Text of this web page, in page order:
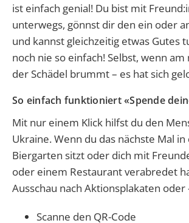
ist einfach genial! Du bist mit
unterwegs, gönnst dir den ein oder
und kannst gleichzeitig etwas Gutes
noch nie so einfach! Selbst, wenn am
der Schädel brummt – es hat sich
So einfach funktioniert «Spende
Mit nur einem Klick hilfst du den
Ukraine. Wenn du das nächste Mal
Biergarten sitzt oder dich mit
oder einem Restaurant verabredet
Ausschau nach Aktionsplakaten
Scanne den QR-Code